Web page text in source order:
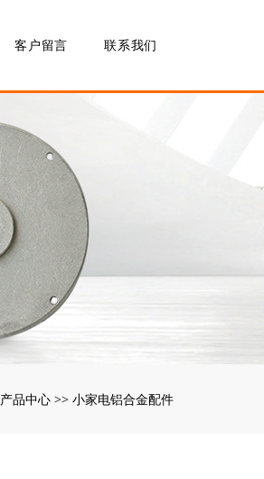
客户留言 联系我们
产品中心 >> 小家电铝合金配件